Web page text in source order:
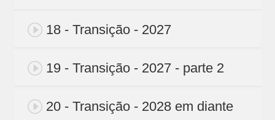
18 - Transição - 2027
19 - Transição - 2027 - parte 2
20 - Transição - 2028 em diante